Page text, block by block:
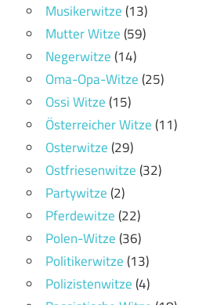
Musikerwitze(13)
Mutter Witze(59)
Negerwitze(14)
Oma-Opa-Witze(25)
Ossi Witze(15)
Österreicher Witze(11)
Osterwitze(29)
Ostfriesenwitze(32)
Partywitze(2)
Pferdewitze(22)
Polen-Witze(36)
Politikerwitze(13)
Polizistenwitze(4)